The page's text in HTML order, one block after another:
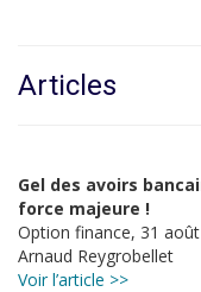
Articles
Gel des avoirs
force majeure !
Option finance, 31
Arnaud Reygrobellet
Voir l’article >>